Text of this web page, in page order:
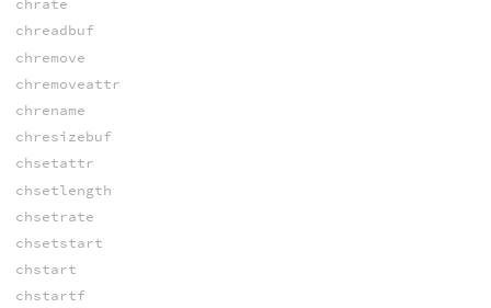
chrate
chreadbuf
chremove
chremoveattr
chrename
chresizebuf
chsetattr
chsetlength
chsetrate
chsetstart
chstart
chstartf